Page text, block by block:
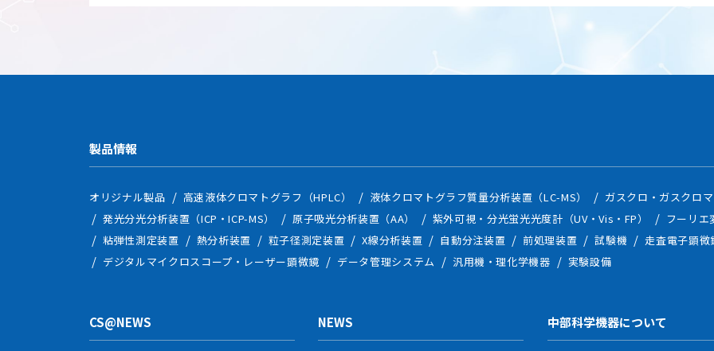
製品情報
オリジナル製品 高速液体クロマトグラフ（HPLC） 液体クロマトグラフ質量分析装置（LC-MS）
ガスクロ・ガスクロ
発光分光分析装置（ICP・ICP-MS）
原子吸光分析装置（AA） 紫外可視・分光蛍光光度計（UV・Vis・FP）
フーリエ
粘弾性測定装置
熱分析装置 粒子径測定装置 X線分析装置 自動分注装置 前処理装置 試験機
走査電子顕微
デジタルマイクロスコープ・レーザー顕微鏡
データ管理システム 汎用機・理化学機器 実験設備
CS@NEWS NEWS 中部科学機器について